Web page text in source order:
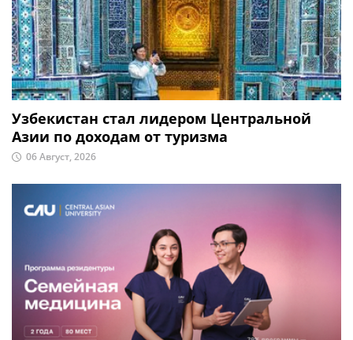
Узбекистан стал лидером Центральной
Азии по доходам от туризма
06 Август, 2026